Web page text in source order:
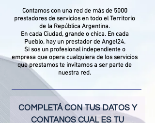
Contamos con una red de más de 5000
prestadores de servicios en todo el Territorio
de la República Argentina.
En cada Ciudad, grande o chica. En cada
Pueblo, hay un prestador de Angel24.
Si sos un profesional independiente o
empresa que opera cualquiera de los servicios
que prestamos te invitamos a ser parte de
nuestra red.
COMPLETÁ CON TUS DATOS Y
CONTANOS CUAL ES TU